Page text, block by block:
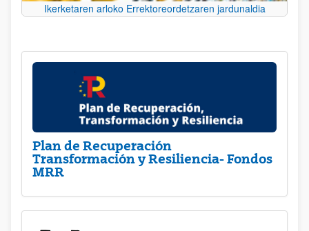
Ikerketaren arloko Errektoreordetzaren jardunaldia
Plan de Recuperación
Transformación y Resiliencia- Fondos
MRR